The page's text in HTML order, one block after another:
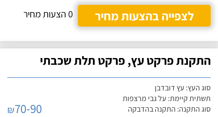
לצפייה בהצעות מחיר
0 הצעות מחיר
התקנת פרקט עץ, פרקט תלת שכבתי
סוג העץ: עץ דובדבן
תשתית קיימת: על גבי מרצפות
סוג התקנה: התקנה בהדבקה
₪70-90